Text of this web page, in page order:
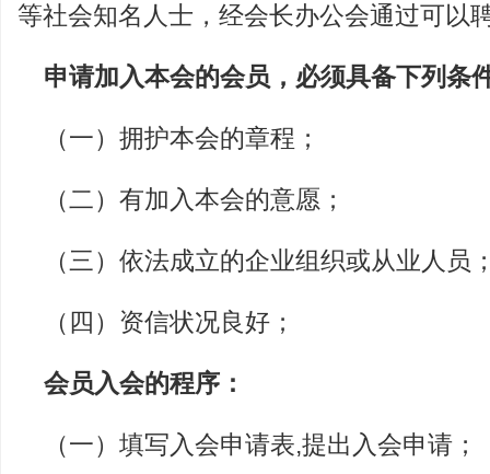
等社会知名人士，经会长办公会通过可以
申请加入本会的会员，必须具备下列条
（一）拥护本会的章程；
（二）有加入本会的意愿；
（三）依法成立的企业组织或从业人员
（四）资信状况良好；
会员入会的程序：
（一）填写入会申请表,提出入会申请；